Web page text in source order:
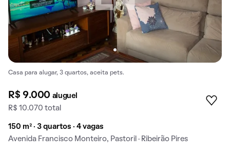
Casa para alugar, 3 quartos, aceita pets.
R$ 9.000 aluguel
R$ 10.070 total
150 m² · 3 quartos · 4 vagas
Avenida Francisco Monteiro, Pastoril · Ribeirão Pires